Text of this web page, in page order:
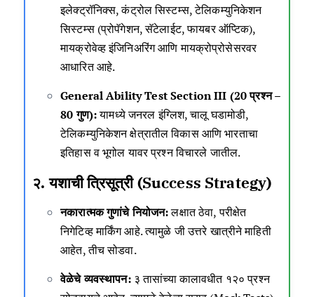
इलेक्ट्रॉनिक्स, कंट्रोल सिस्टम्स, टेलिकम्युनिकेशन
सिस्टम्स (प्रोपॅगेशन, सॅटेलाईट, फायबर ऑप्टिक),
मायक्रोवेव्ह इंजिनिअरिंग आणि मायक्रोप्रोसेसरवर
आधारित आहे.
General Ability Test Section III (20 प्रश्न –
80 गुण):यामध्ये जनरल इंग्लिश, चालू घडामोडी,
टेलिकम्युनिकेशन क्षेत्रातील विकास आणि भारताचा
इतिहास व भूगोल यावर प्रश्न विचारले जातील.
२. यशाची त्रिसूत्री (Success Strategy)
नकारात्मक गुणांचे नियोजन:लक्षात ठेवा, परीक्षेत
निगेटिव्ह मार्किंग आहे. त्यामुळे जी उत्तरे खात्रीने माहिती
आहेत, तीच सोडवा.
वेळेचे व्यवस्थापन:३ तासांच्या कालावधीत १२० प्रश्न